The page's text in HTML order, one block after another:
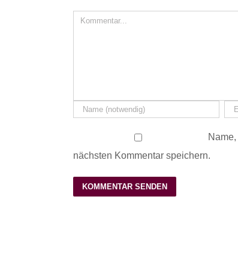
nächsten Kommentar speichern.